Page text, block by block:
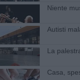
Niente
Autisti
La
Casa,